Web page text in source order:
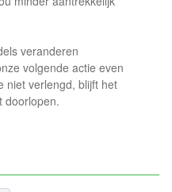
veranderen
volgende actie even
niet verlengd, blijft het
doorlopen.